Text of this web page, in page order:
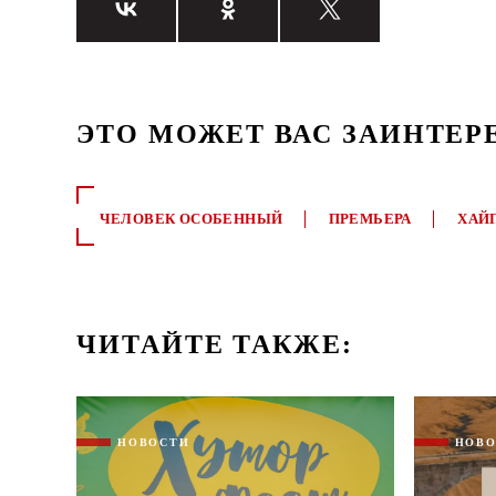
ЭТО МОЖЕТ ВАС
ЧЕЛОВЕК ОСОБЕННЫЙ ПРЕМЬЕРА
ЧИТАЙТЕ ТАКЖЕ:
НОВОСТИ